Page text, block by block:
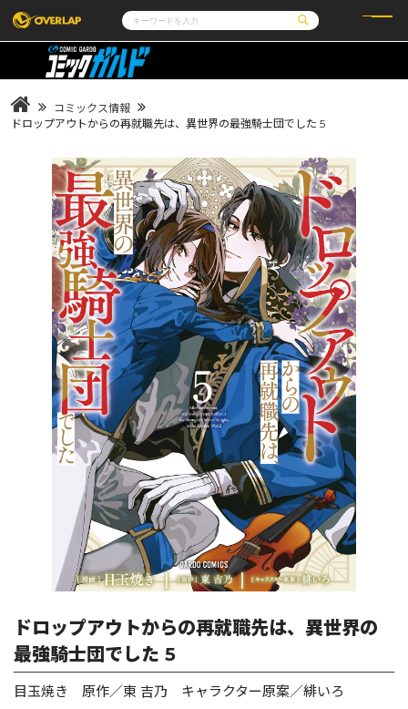
コミック
LiQulle
ラブパルフェ
ライトノベル
ロサージュノベルス
その他
ゲーム
通販・NEWS
企業
会社概要
採用情報
アクセス
オーバーラップホールディングス
お問い合わせはこちら
オーバーラップ文庫
オーバーラップノベルス
オーバーラップノベルスf
ロサージュノベルス
コミックガルド
リキューレ
コミックス情報
ドロップアウトからの再就職先は、異世界の最強騎士団でした 5
ドロップアウトからの再就職先は、異世界の
最強騎士団でした 5
目玉焼き 原作／東 吉乃 キャラクター原案／緋いろ